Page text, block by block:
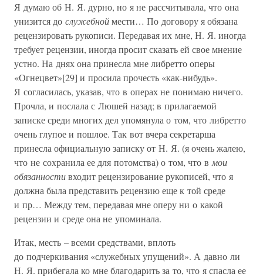
Я думаю об Н. Я. дурно, но я не рассчитывала, что она
унизится до служебноймести… По договору я обязана
рецензировать рукописи. Передавая их мне, Н. Я. иногда
требует рецензии, иногда просит сказать ей свое мнение
устно. На днях она принесла мне либретто оперы
«Огнецвет»[29] и просила прочесть «как-нибудь».
Я согласилась, указав, что в операх не понимаю ничего.
Прочла, и послала с Люшей назад; в прилагаемой
записке среди многих дел упомянула о том, что либретто
очень глупое и пошлое. Так вот вчера секретарша
принесла официальную записку от Н. Я. (я очень жалею,
что не сохранила ее для потомства) о том, что в мои
обязанностивходит рецензирование рукописей, что я
должна была представить рецензию еще к той среде
и пр… Между тем, передавая мне оперу ни о какой
рецензии и среде она не упоминала.
Итак, месть – всеми средствами, вплоть
до подчеркивания «служебных упущений». А давно ли
Н. Я. прибегала ко мне благодарить за то, что я спасла ее